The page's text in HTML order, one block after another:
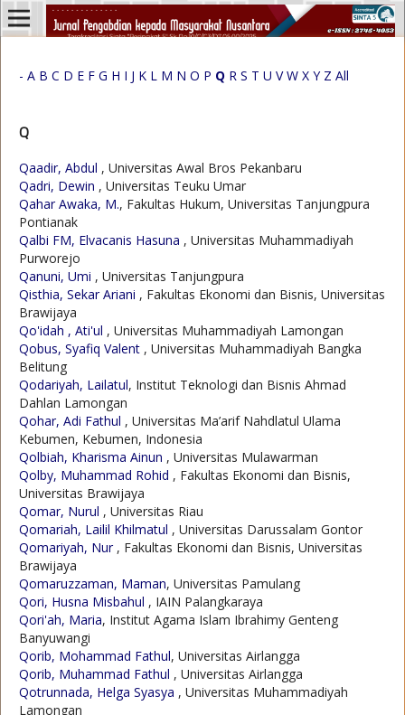
- A B C D E F G H I J K L M N O P Q R S T U V W X Y Z All
Q
Qaadir, Abdul , Universitas Awal Bros Pekanbaru
Qadri, Dewin , Universitas Teuku Umar
Qahar Awaka, M., Fakultas Hukum, Universitas Tanjungpura
Pontianak
Qalbi FM, Elvacanis Hasuna , Universitas Muhammadiyah
Purworejo
Qanuni, Umi , Universitas Tanjungpura
Qisthia, Sekar Ariani , Fakultas Ekonomi dan Bisnis, Universitas
Brawijaya
Qo'idah , Ati'ul , Universitas Muhammadiyah Lamongan
Qobus, Syafiq Valent , Universitas Muhammadiyah Bangka
Belitung
Qodariyah, Lailatul, Institut Teknologi dan Bisnis Ahmad
Dahlan Lamongan
Qohar, Adi Fathul , Universitas Ma’arif Nahdlatul Ulama
Kebumen, Kebumen, Indonesia
Qolbiah, Kharisma Ainun , Universitas Mulawarman
Qolby, Muhammad Rohid , Fakultas Ekonomi dan Bisnis,
Universitas Brawijaya
Qomar, Nurul , Universitas Riau
Qomariah, Lailil Khilmatul , Universitas Darussalam Gontor
Qomariyah, Nur , Fakultas Ekonomi dan Bisnis, Universitas
Brawijaya
Qomaruzzaman, Maman, Universitas Pamulang
Qori, Husna Misbahul , IAIN Palangkaraya
Qori'ah, Maria, Institut Agama Islam Ibrahimy Genteng
Banyuwangi
Qorib, Mohammad Fathul, Universitas Airlangga
Qorib, Muhammad Fathul , Universitas Airlangga
Qotrunnada, Helga Syasya , Universitas Muhammadiyah
Lamongan